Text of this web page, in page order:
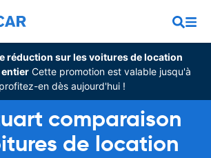
réduction sur les voitures de location
entier Cette promotion est valable jusqu'à
en dès aujourd'hui !
comparaison
de location